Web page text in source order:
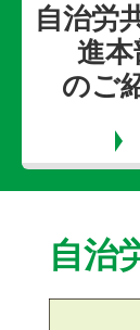
自治労
進本
のご
自治